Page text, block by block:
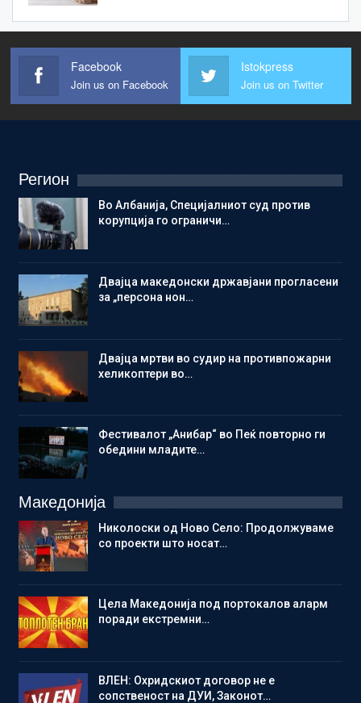
Facebook
Join us on Facebook
Istokpress
Join us on Twitter
Регион
Во Албанија, Специјалниот суд против
корупција го ограничи…
Двајца македонски државјани прогласени
за „персона нон…
Двајца мртви во судир на противпожарни
хеликоптери во…
Фестивалот „Анибар“ во Пеќ повторно ги
обедини младите…
Македонија
Николоски од Ново Село: Продолжуваме
со проекти што носат…
Цела Македонија под портокалов аларм
поради екстремни…
ВЛЕН: Охридскиот договор не е
сопственост на ДУИ, Законот…